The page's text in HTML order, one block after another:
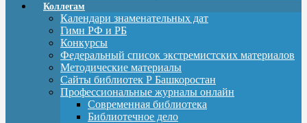
Коллегам
Календари знаменательных дат
Гимн РФ и РБ
Конкурсы
Федеральный список экстремистских материалов
Методические материалы
Сайты библиотек Р Башкоростан
Профессиональные журналы онлайн
Современная библиотека
Библиотечное дело